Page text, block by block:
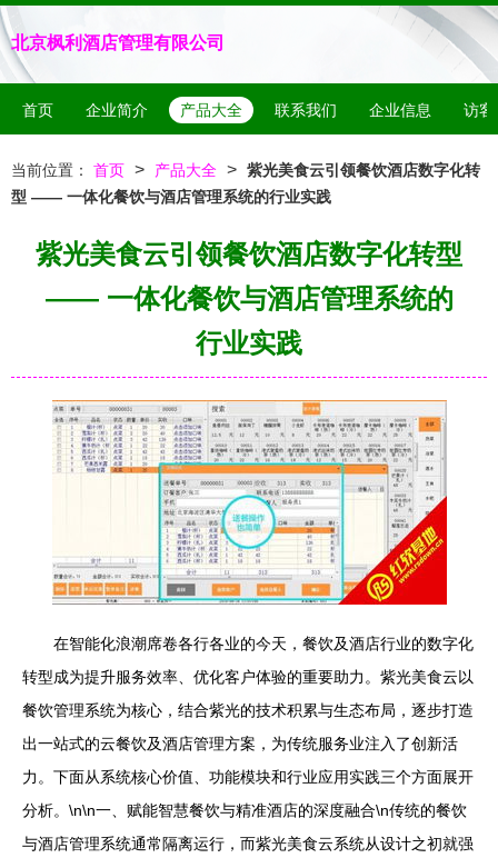
北京枫利酒店管理有限公司
首页 企业简介 产品大全 联系我们 企业信息 访客
当前位置： 首页 > 产品大全 > 紫光美食云引领餐饮酒店数字化转
型 —— 一体化餐饮与酒店管理系统的行业实践
紫光美食云引领餐饮酒店数字化转型
—— 一体化餐饮与酒店管理系统的
行业实践
在智能化浪潮席卷各行各业的今天，餐饮及酒店行业的数字化
转型成为提升服务效率、优化客户体验的重要助力。紫光美食云以
餐饮管理系统为核心，结合紫光的技术积累与生态布局，逐步打造
出一站式的云餐饮及酒店管理方案，为传统服务业注入了创新活
力。下面从系统核心价值、功能模块和行业应用实践三个方面展开
分析。\n\n一、赋能智慧餐饮与精准酒店的深度融合\n传统的餐饮
与酒店管理系统通常隔离运行，而紫光美食云系统从设计之初就强